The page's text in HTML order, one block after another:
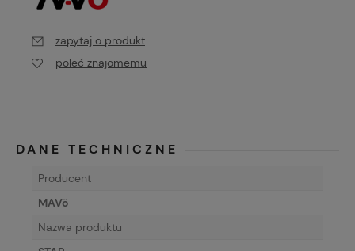
zapytaj o produkt
poleć znajomemu
DANE TECHNICZNE
Producent
MAVö
Nazwa produktu